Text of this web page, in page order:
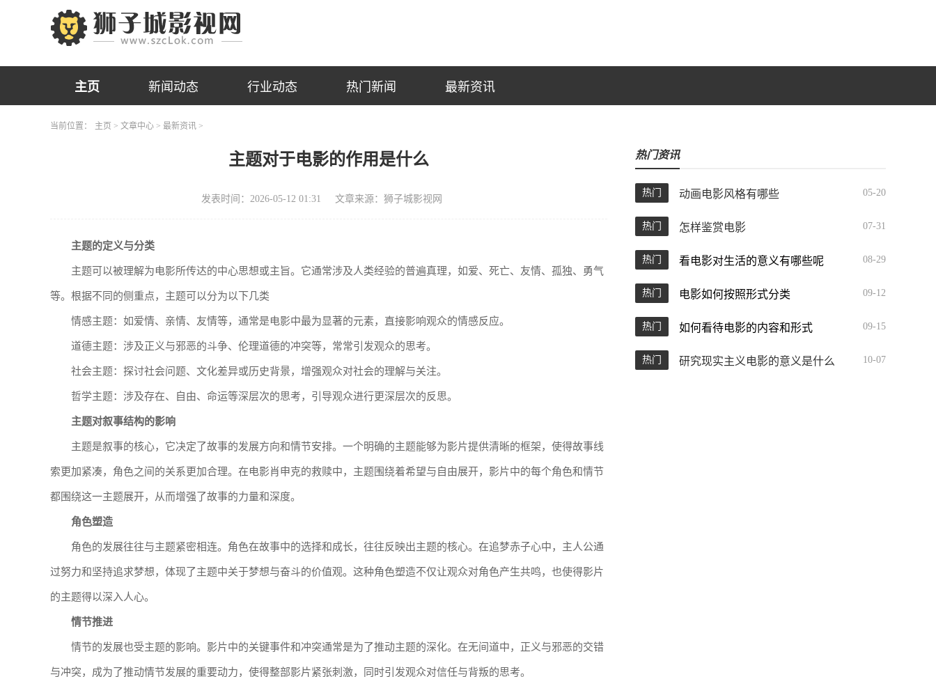
主页 新闻动态 行业动态 热门新闻 最新资讯
当前位置： 主页 > 文章中心 > 最新资讯 >
主题对于电影的作用是什么
发表时间：2026-05-12 01:31 文章来源：狮子城影视网
主题的定义与分类
主题可以被理解为电影所传达的中心思想或主旨。它通常涉及人类经验的普遍真理，如爱、死亡、友情、孤独、勇气
等。根据不同的侧重点，主题可以分为以下几类
情感主题：如爱情、亲情、友情等，通常是电影中最为显著的元素，直接影响观众的情感反应。
道德主题：涉及正义与邪恶的斗争、伦理道德的冲突等，常常引发观众的思考。
社会主题：探讨社会问题、文化差异或历史背景，增强观众对社会的理解与关注。
哲学主题：涉及存在、自由、命运等深层次的思考，引导观众进行更深层次的反思。
主题对叙事结构的影响
主题是叙事的核心，它决定了故事的发展方向和情节安排。一个明确的主题能够为影片提供清晰的框架，使得故事线
索更加紧凑，角色之间的关系更加合理。在电影肖申克的救赎中，主题围绕着希望与自由展开，影片中的每个角色和情节
都围绕这一主题展开，从而增强了故事的力量和深度。
角色塑造
角色的发展往往与主题紧密相连。角色在故事中的选择和成长，往往反映出主题的核心。在追梦赤子心中，主人公通
过努力和坚持追求梦想，体现了主题中关于梦想与奋斗的价值观。这种角色塑造不仅让观众对角色产生共鸣，也使得影片
的主题得以深入人心。
情节推进
情节的发展也受主题的影响。影片中的关键事件和冲突通常是为了推动主题的深化。在无间道中，正义与邪恶的交错
与冲突，成为了推动情节发展的重要动力，使得整部影片紧张刺激，同时引发观众对信任与背叛的思考。
热门资讯
热门 动画电影风格有哪些 05-20
热门 怎样鉴赏电影 07-31
热门 看电影对生活的意义有哪些呢 08-29
热门 电影如何按照形式分类 09-12
热门 如何看待电影的内容和形式 09-15
热门 研究现实主义电影的意义是什么 10-07